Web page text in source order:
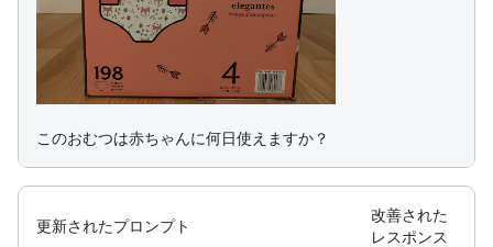
このおむつは赤ちゃんに何日使えますか？
更新されたプロンプト
改善された
レスポンス